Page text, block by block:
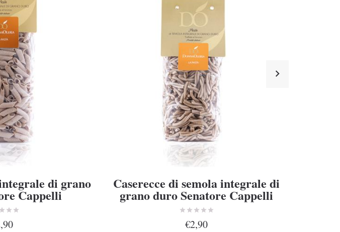
di grano
Cappelli
Caserecce di semola integrale di
grano duro Senatore Cappelli
€2,90